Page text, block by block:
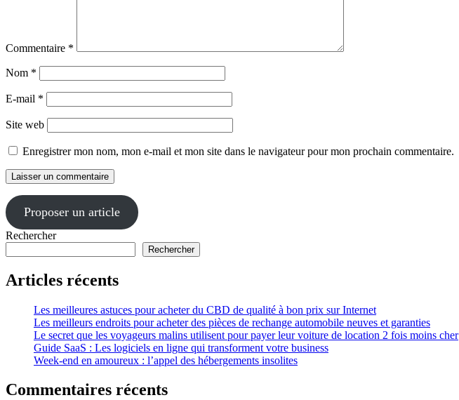
Commentaire *
Nom *
E-mail *
Site web
Enregistrer mon nom, mon e-mail et mon site dans le navigateur pour mon prochain commentaire.
Proposer un article
Rechercher
Rechercher
Articles récents
Les meilleures astuces pour acheter du CBD de qualité à bon prix sur Internet
Les meilleurs endroits pour acheter des pièces de rechange automobile neuves et garanties
Le secret que les voyageurs malins utilisent pour payer leur voiture de location 2 fois moins cher
Guide SaaS : Les logiciels en ligne qui transforment votre business
Week-end en amoureux : l’appel des hébergements insolites
Commentaires récents